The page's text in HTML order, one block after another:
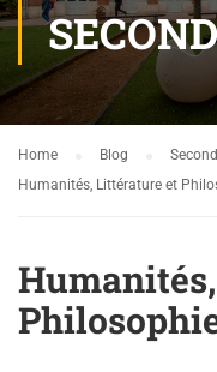
Home Blog
Humanités, Littérature et